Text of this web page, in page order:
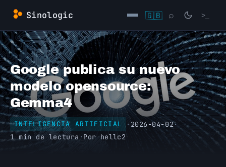
Saltar
contenido
Sinologic 🇬🇧 ⌕ >_
→
Google publica su nuevo
modelo opensource:
Gemma4
INTELIGENCIA ARTIFICIAL · 2026-04-02·
1 min de lectura · Porhellc2